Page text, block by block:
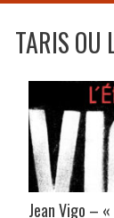
TARIS OU
Jean Vigo – «